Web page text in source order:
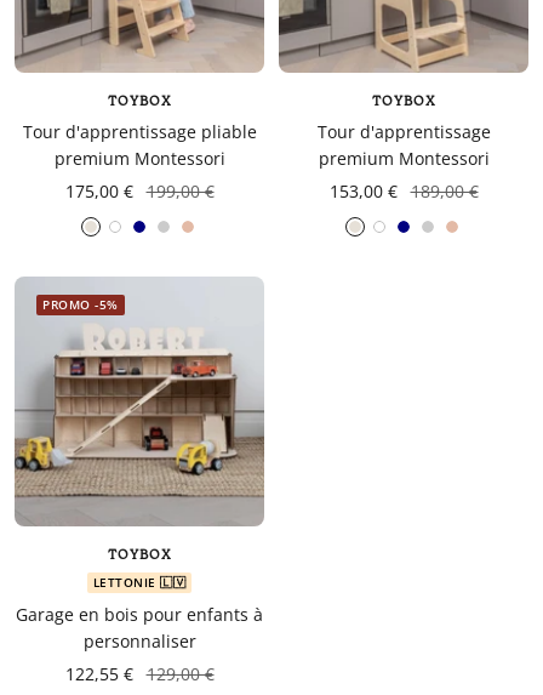
vous
besoin
tant
que
parents
enfant,
la
grossesse
maman
au
bain
sur
coussins
TOYBOX
Tour d'apprentissage pliable
premium Montessori
175,00 € 199,00 €
Blanc
NavyGrisPink
TOYBOX
Tour d'apprentissage
premium Montessori
153,00 € 189,00 €
Blanc
NavyGrisPink
PROMO -5%
TOYBOX
LETTONIE 🇱🇻
Garage en bois pour enfants à
personnaliser
122,55 € 129,00 €